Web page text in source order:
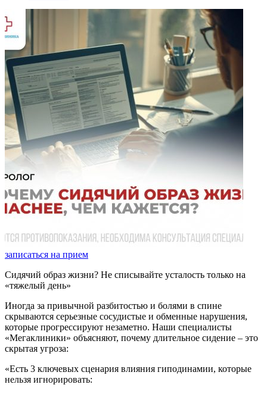
записаться на прием
Сидячий образ жизни? Не списывайте усталость только на
«тяжелый день»
Иногда за привычной разбитостью и болями в спине
скрываются серьезные сосудистые и обменные нарушения,
которые прогрессируют незаметно. Наши специалисты
«Мегаклиники» объясняют, почему длительное сидение – это
скрытая угроза:
«Есть 3 ключевых сценария влияния гиподинамии, которые
нельзя игнорировать: